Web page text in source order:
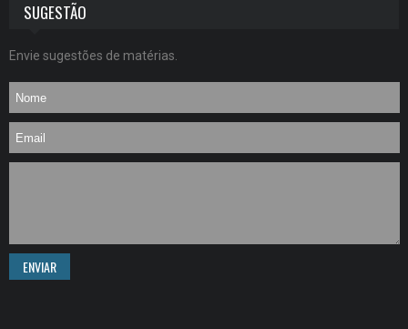
SUGESTÃO
Envie sugestões de matérias.
ENVIAR